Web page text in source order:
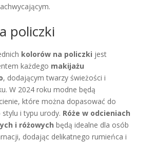
policzki
kolorów na policzki jest
każdego makijażu
, dodającym twarzy świeżości i
W 2024 roku modne będą
które można dopasować do
i typu urody. Róże w odcieniach
i różowych będą idealne dla osób
dodając delikatnego rumieńca i